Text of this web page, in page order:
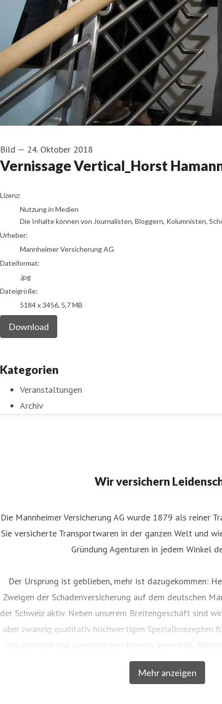
Bild — 24. Oktober 2018
Vernissage Vertical_Horst
Mannheimer Versicherung AG
Lizenz:
Nutzung in Medien
Die Inhalte können von Journalisten, Bloggern, Kolumnisten,
Urheber:
Mannheimer Versicherung AG
Dateiformat:
.jpg
Dateigröße:
5184 x 3456, 5,7 MB
Download
Kategorien
Veranstaltungen
Archiv
Wir versichern
Mehr anzeigen
Die Mannheimer Versicherung AG wurde 1879 als reiner
Sie versicherte Transportwaren in der ganzen Welt und
Gründung Agenturen in jedem Winkel
Der Ursprung ist geblieben, mehr ist dazugekommen:
Zweigen der Schadenversicherung auf dem deutschen
der Schweiz aktiv. Neben unserem Breitengeschäft sind
über zwanzig qualitativ hochwertigen Spezialkonzepten
dem privaten und gewerblichen Bereich anerkannt.
Musiker, Galeristen und Juweliere komplette
charakteristische Markennamen wie SINFONIMA®,